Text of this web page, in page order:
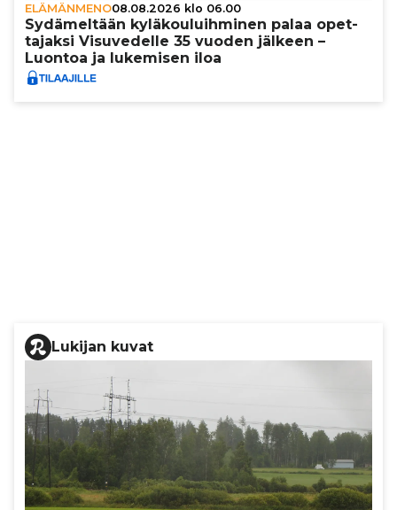
ELÄMÄNMENO08.08.2026 klo 06.00
Sydä­mel­tään kylä­kou­luih­mi­nen palaa opet­
ta­jaksi Visu­ve­delle 35 vuoden jälkeen –
Luontoa ja lukemisen iloa
Lukijan kuvat